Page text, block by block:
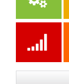
Serviços